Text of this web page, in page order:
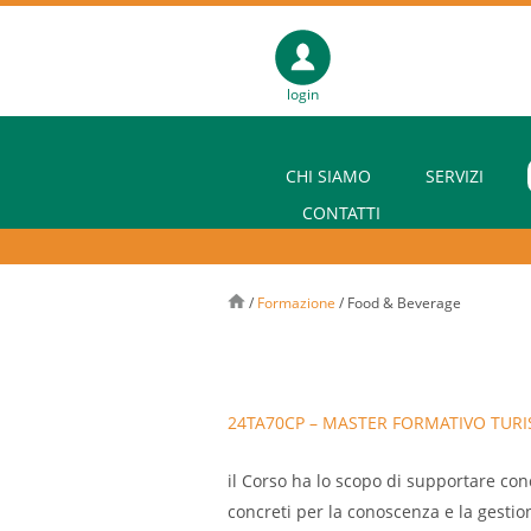
login
CHI SIAMO SERVIZI
CONTATTI
/ Formazione / Food & Beverage
24TA70CP – MASTER FORMATIVO
il Corso ha lo scopo di supportare
concreti per la conoscenza e la